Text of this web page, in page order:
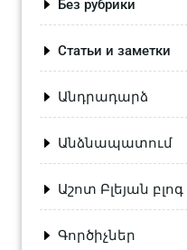
Без рубрики
Статьи и заметки
Անդրադարձ
Անձնապատում
Աշոտ Բլեյան
Գործիչներ